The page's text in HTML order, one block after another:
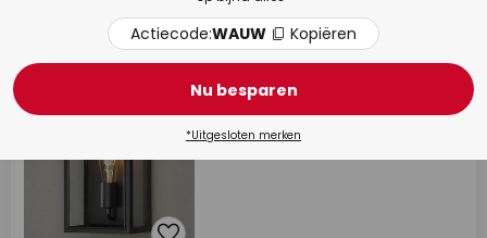
Levertijd: 9 - 13 werkdagen
Buitenwandlamp Carpi, zwart, 18 x 30
cm
€ 89,47
Actiecode:WAUW Kopiëren
Nu besparen
*Uitgesloten merken